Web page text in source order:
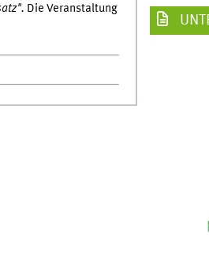
Die Veranstaltung